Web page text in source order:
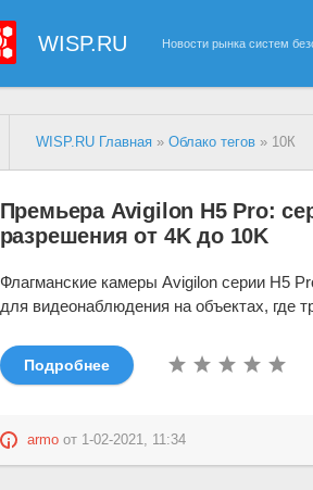
WISP.RU Новости рынка систем
WISP.RU Главная» Облако тегов» 10К
Премьера Avigilon H5 Pro:
разрешения от 4K до 10K
Флагманские камеры Avigilon серии H5
для видеонаблюдения на объектах, где
Подробнее
armoот 1-02-2021, 11:34